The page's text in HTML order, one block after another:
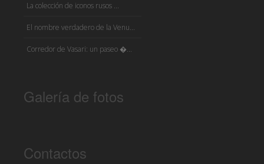
La colección de iconos rusos ...
El nombre verdadero de la Venu...
Corredor de Vasari: un paseo �...
Galería de fotos
Contactos